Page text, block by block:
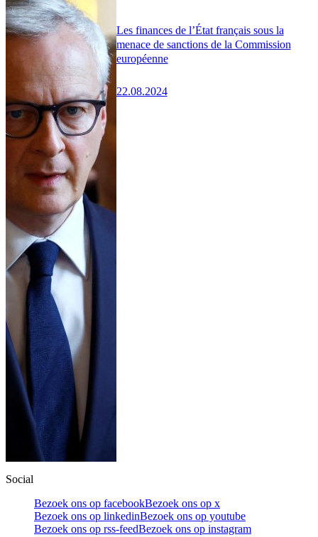
Les finances de l’État français sous la
menace de sanctions de la Commission
européenne
22.08.2024
Social
Bezoek ons op facebookBezoek ons op x
Bezoek ons op linkedinBezoek ons op youtube
Bezoek ons op rss-feedBezoek ons op instagram